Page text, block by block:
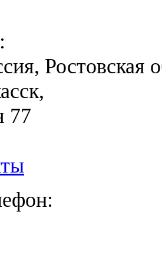
Ростовская
77